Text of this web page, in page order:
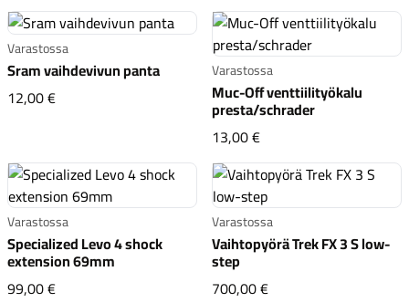
Varastossa
Sram vaihdevivun panta
12,00 €Sram vaihdevivun panta
Varastossa
Muc-Off venttiilityökalu
presta/schrader
13,00 €Muc-Off
Varastossa
Specialized Levo 4 shock
extension 69mm
99,00 €Specialized Levo 4 shock extension 69mm
Varastossa
Vaihtopyörä Trek FX 3 S low-
step
700,00 €Vaihtopyörä Trek FX